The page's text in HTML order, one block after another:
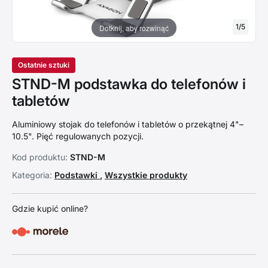
Dotknij, aby rozwinąć 1/5
Ostatnie sztuki
STND-M podstawka do telefonów i
tabletów
Aluminiowy stojak do telefonów i tabletów o przekątnej 4"–
10.5". Pięć regulowanych pozycji.
Kod produktu: STND-M
Kategoria: Podstawki , Wszystkie produkty
Gdzie kupić online?